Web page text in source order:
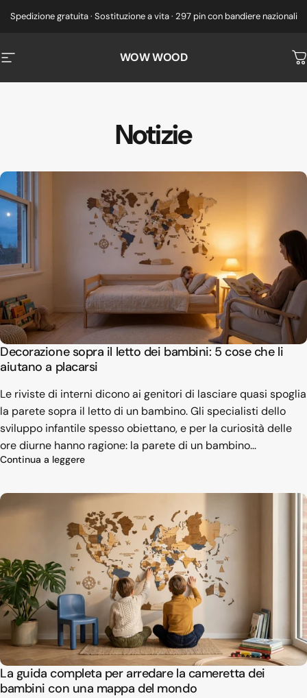
Spedizione gratuita · Sostituzione a vita · 297 pin con bandiere nazionali
Navigazione del sito WOW WOOD
Notizie
Decorazione sopra il letto dei bambini: 5 cose che li
aiutano a placarsi
Le riviste di interni dicono ai genitori di lasciare quasi spoglia
la parete sopra il letto di un bambino. Gli specialisti dello
sviluppo infantile spesso obiettano, e per la curiosità delle
ore diurne hanno ragione: la parete di un bambino...
Continua a leggeresu Decorazione sopra il letto dei bambini: 5
La guida completa per arredare la cameretta dei
bambini con una mappa del mondo